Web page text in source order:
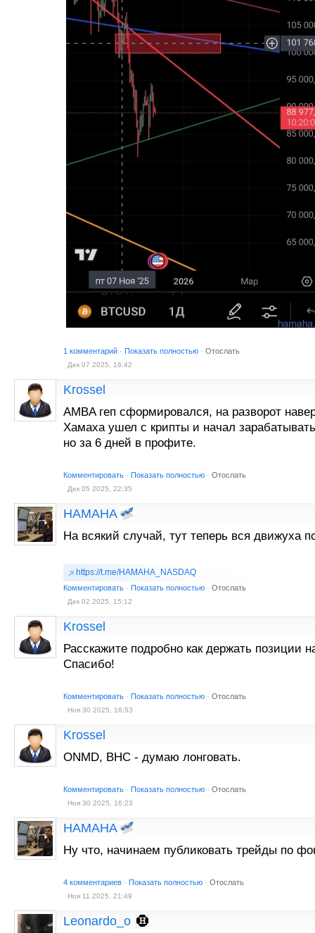
1 комментарий · Показать полностью · Отослать
Дек 07 2025, 16:42
Krossel
AMBA геп сформировался, на разворот
Хамаха ушел с крипты и начал
но за 6 дней в профите.
Комментировать · Показать полностью · Отослать
Дек 05 2025, 22:35
HAMAHA
На всякий случай, тут теперь вся движуха
https://t.me/HAMAHA_NASDAQ
Комментировать · Показать полностью · Отослать
Дек 02 2025, 15:12
Krossel
Расскажите подробно как держать позиции
Спасибо!
Комментировать · Показать полностью · Отослать
Ноя 30 2025, 16:53
Krossel
ONMD, BHC - думаю лонговать.
Комментировать · Показать полностью · Отослать
Ноя 30 2025, 16:23
HAMAHA
Ну что, начинаем публиковать трейды по
4 комментариев · Показать полностью · Отослать
Ноя 11 2025, 21:49
Leonardo_o